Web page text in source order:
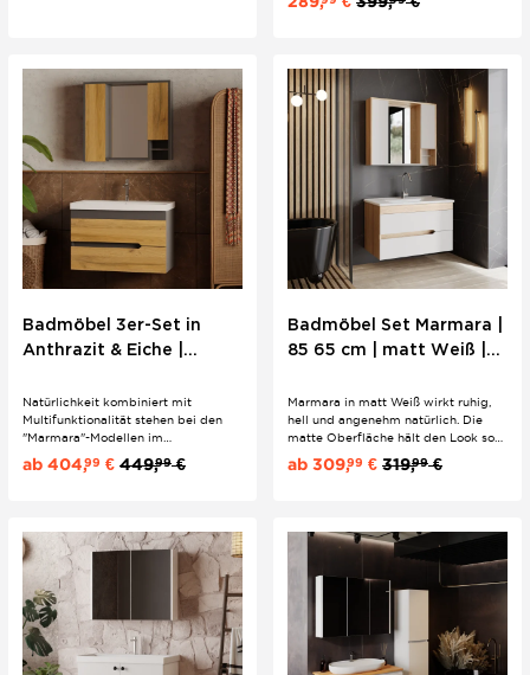
Konsole und rustikales Holzfurnier
Badmöbel 3er-Set in
Anthrazit & Eiche |
Natürlichkeit kombiniert mit
Multifunktionalität stehen bei den
"Marmara"-Modellen im
Vordergrund. Hervorragende
Qualität trifft hier auf innovatives
ab 404,99 € 449,99€
Badmöbel Set Marmara |
85 65 cm | matt Weiß |
Marmara in matt Weiß wirkt ruhig,
hell und angenehm natürlich. Die
matte Oberfläche hält den Look soft
und modern und passt ideal zu Holz
Details, Steinoptik oder klaren
ab 309,99 € 319,99€